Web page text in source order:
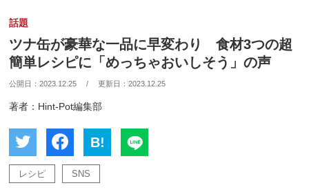
話題
ツナ缶が豪華な一品に早変わり 食材3つの超
簡単レシピに「めっちゃおいしそう」の声
公開日：2023.12.25 / 更新日：2023.12.25
著者：Hint-Pot編集部
B!
レシピ SNS